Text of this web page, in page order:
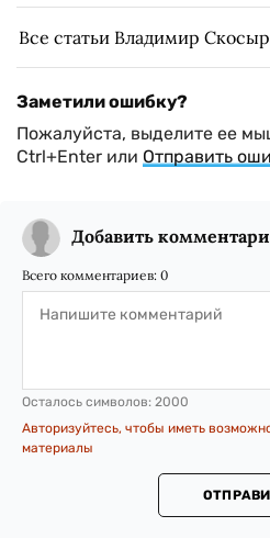
Все статьи Владимир
Заметили ошибку?
Пожалуйста, выделите ее
Ctrl+Enter или Отправить
Добавить
Всего комментариев: 0
Осталось символов: 2000
Авторизуйтесь, чтобы иметь
материалы